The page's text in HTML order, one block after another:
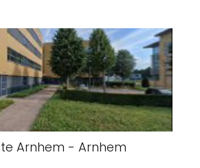
Arnhem - Arnhem